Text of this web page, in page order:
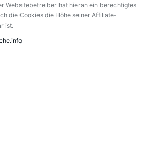
Websitebetreiber hat hieran ein berechtigtes
die Cookies die Höhe seiner Affiliate-
ist.